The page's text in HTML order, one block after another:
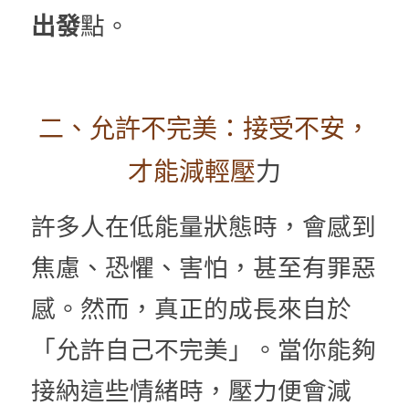
出發點。
二、允許不完美：接受不安，
才能減輕壓力
許多人在低能量狀態時，會感到
焦慮、恐懼、害怕，甚至有罪惡
感。然而，真正的成長來自於
「允許自己不完美」。當你能夠
接納這些情緒時，壓力便會減